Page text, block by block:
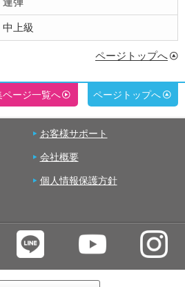
中上級
ページトップへ
ページ一覧へ ページトップへ
お客様サポート
会社概要
個人情報保護方針